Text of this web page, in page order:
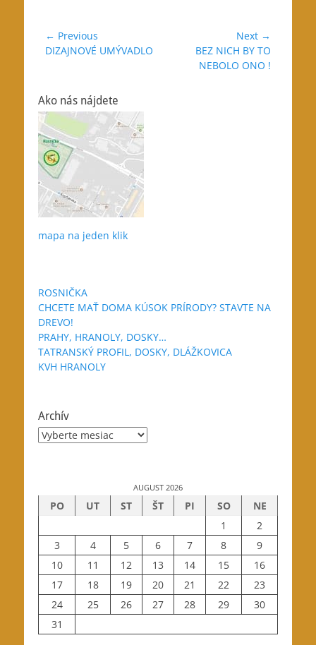
Navigácia
v
← Previous
Previous
DIZAJNOVÉ UMÝVADLO
Next →
BEZ NICH BY TO
NEBOLO ONO !
Ako nás nájdete
mapa na jeden klik
ROSNIČKA
CHCETE MAŤ DOMA KÚSOK PRÍRODY? STAVTE NA
DREVO!
PRAHY, HRANOLY, DOSKY…
TATRANSKÝ PROFIL, DOSKY, DLÁŽKOVICA
KVH HRANOLY
Archív
Archív
AUGUST 2026
PO UT ST ŠT PI SO
NE
1
2
3
4 5 6 7 8
9
10
11 12 13 14 15
16
17
18 19 20 21 22
23
24
25 26 27 28 29
30
31